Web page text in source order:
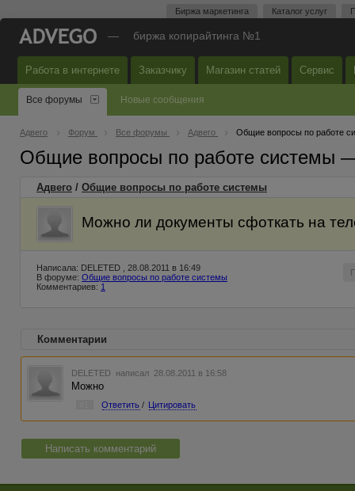
Биржа маркетинга Каталог услуг
— биржа копирайтинга №1
Работа в интернете Заказчику Магазин статей Сервис
Все форумы Новые сообщения
Адвего Форум Все форумы Адвего Общие вопросы по работе
Общие вопросы по работе системы
Адвего / Общие вопросы по работе системы
Можно ли документы сфоткать на
Написала: DELETED , 28.08.2011 в 16:49
В форуме: Общие вопросы по работе системы
Комментариев: 1
Комментарии
DELETED написал 28.08.2011 в 16:58
Можно
Ответить / Цитировать
Написать комментарий